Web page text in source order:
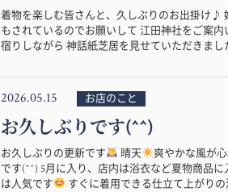
着物を楽しむ皆さんと、久しぶりのお出掛け♪
もされているのでお願いして 江田神社をご案
宿りしながら 神話紙芝居を見せていただきまし
2026.05.15 お店のこと
お久しぶりです(^^)
お久しぶりの更新です 晴天
爽やかな風が
です(^^) 5月に入り、店内は浴衣など夏物商品
は人気です
すぐに着用できる仕立て上がりの